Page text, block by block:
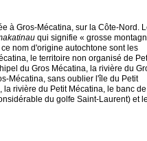
à Gros-Mécatina, sur la Côte-Nord.
qui signifie « grosse
nom d'origine autochtone sont les
le territoire non organisé de
du Gros Mécatina, la rivière du
Mécatina, sans oublier l'île du Petit
rivière du Petit Mécatina, le banc de
du golfe Saint-Laurent) et